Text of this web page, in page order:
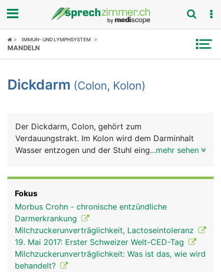
Fokus
Symptome
News
Rubriken
IMMUN- UND LYMPHSYSTEM
MANDELN
Dickdarm (Colon, Kolon)
Der Dickdarm, Colon, gehört zum
Verdauungstrakt. Im Kolon wird dem Darminhalt
Wasser entzogen und der Stuhl eingedickt, der mit
...mehr sehen
Fokus
Morbus Crohn - chronische entzündliche
Darmerkrankung
Milchzuckerunverträglichkeit, Lactoseintoleranz
19. Mai 2017: Erster Schweizer Welt-CED-Tag
Milchzuckerunverträglichkeit: Was ist das, wie wird
behandelt?